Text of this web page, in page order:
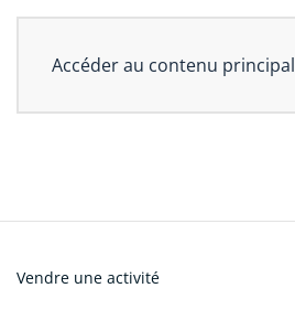
Accéder au contenu principal
Vendre une activité